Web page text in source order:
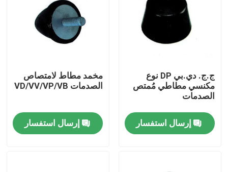
المنزل
ج.ج. دي.بي DP نوع
مكنسي مطاطي مُمتص
الصدمات
إرسال استفسار
مخمد مطاط لامتصاص
الصدمات VD/VV/VP/VB
إرسال استفسار